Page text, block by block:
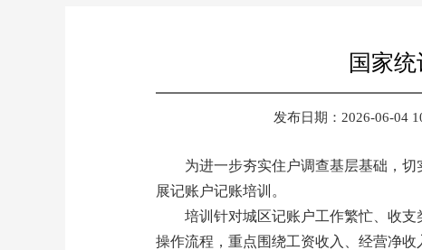
国家
发布日期：2026-06-04
为进一步夯实住户调查基层基础，
展记账户记账培训。
培训针对城区记账户工作繁忙、收
操作流程，重点围绕工资收入、经营净